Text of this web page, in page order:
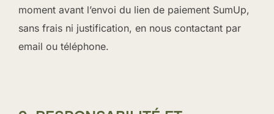
moment avant l’envoi du lien de paiement SumUp,
sans frais ni justification, en nous contactant par
email ou téléphone.